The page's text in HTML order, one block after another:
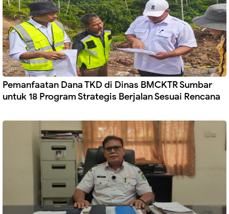
Pemanfaatan Dana TKD di Dinas BMCKTR Sumbar
untuk 18 Program Strategis Berjalan Sesuai Rencana